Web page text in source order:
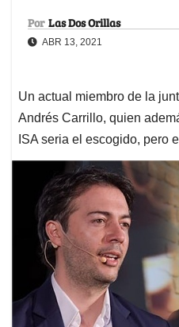
Por Las Dos Orillas
ABR 13, 2021
Un actual miembro de la
Andrés Carrillo, quien
ISA seria el escogido, pero